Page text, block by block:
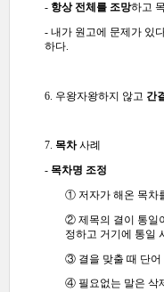
- 항상 전체를 조망하고
- 내가 원고에 문제가 있
하다.
6. 우왕자왕하지 않고 간
7. 목차사례
- 목차명 조정
① 저자가 해온 목차
② 제목의 결이 통일
정하고 거기에 통일
③ 결을 맞출 때 단어
④ 필요없는 말은 삭